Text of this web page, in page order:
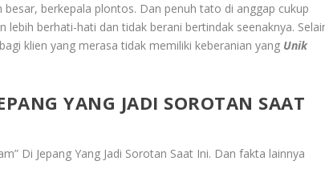
berkepala plontos. Dan penuh tato di anggap cukup
berhati-hati dan tidak berani bertindak seenaknya.
klien yang merasa tidak memiliki keberanian yang Unik
YANG JADI SOROTAN SAAT
Di Jepang Yang Jadi Sorotan Saat Ini. Dan fakta lainnya